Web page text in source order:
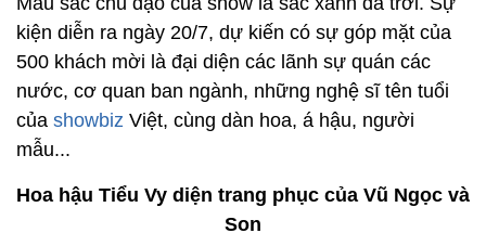
kiện diễn ra ngày 20/7, dự kiến có sự góp mặt của
500 khách mời là đại diện các lãnh sự quán các
nước, cơ quan ban ngành, những nghệ sĩ tên tuổi
của showbiz Việt, cùng dàn hoa, á hậu, người
mẫu...
Hoa hậu Tiểu Vy diện trang phục của Vũ Ngọc và
Son